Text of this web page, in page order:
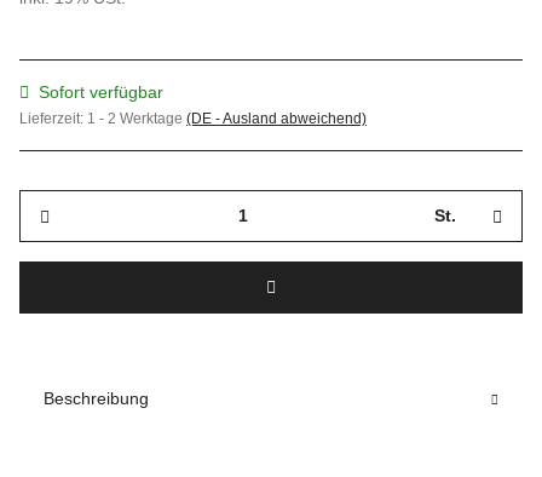
Sofort verfügbar
Lieferzeit: 1 - 2 Werktage (DE - Ausland abweichend)
St.
Beschreibung